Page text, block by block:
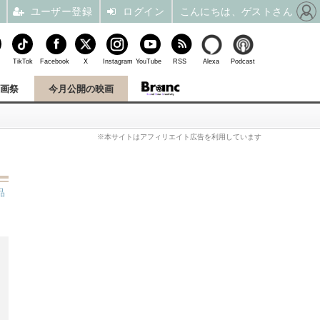
祭 今月公開の映画
※本サイトはアフィリエイト広告を利用しています
TikTok Facebook X Instagram YouTube RSS Alexa Podcast
ユーザー登録 ログイン こんにちは、ゲストさん